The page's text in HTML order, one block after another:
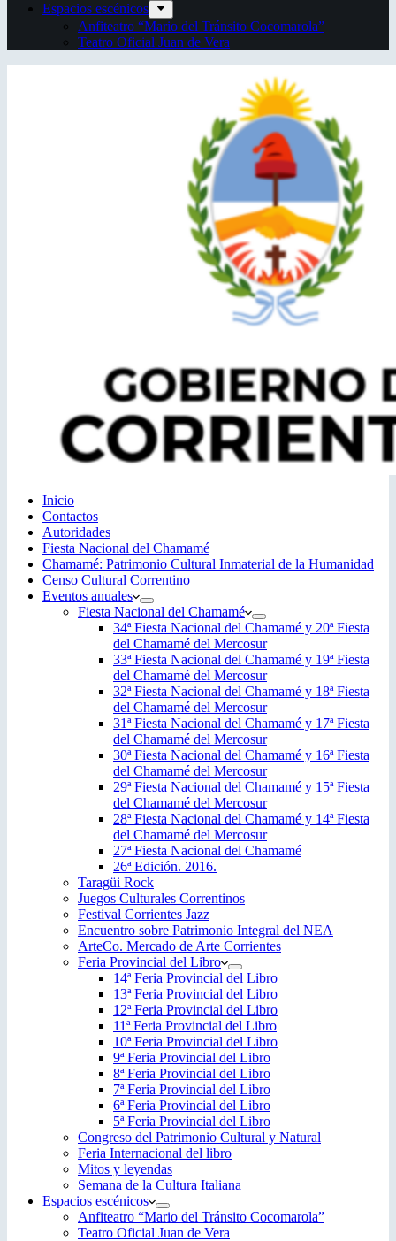
Espacios escénicos
Anfiteatro “Mario del Tránsito Cocomarola”
Teatro Oficial Juan de Vera
Inicio
Contactos
Autoridades
Fiesta Nacional del Chamamé
Chamamé: Patrimonio Cultural Inmaterial de la Humanidad
Censo Cultural Correntino
Eventos anuales
Fiesta Nacional del Chamamé
34ª Fiesta Nacional del Chamamé y 20ª Fiesta
del Chamamé del Mercosur
33ª Fiesta Nacional del Chamamé y 19ª Fiesta
del Chamamé del Mercosur
32ª Fiesta Nacional del Chamamé y 18ª Fiesta
del Chamamé del Mercosur
31ª Fiesta Nacional del Chamamé y 17ª Fiesta
del Chamamé del Mercosur
30ª Fiesta Nacional del Chamamé y 16ª Fiesta
del Chamamé del Mercosur
29ª Fiesta Nacional del Chamamé y 15ª Fiesta
del Chamamé del Mercosur
28ª Fiesta Nacional del Chamamé y 14ª Fiesta
del Chamamé del Mercosur
27ª Fiesta Nacional del Chamamé
26ª Edición. 2016.
Taragüi Rock
Juegos Culturales Correntinos
Festival Corrientes Jazz
Encuentro sobre Patrimonio Integral del NEA
ArteCo. Mercado de Arte Corrientes
Feria Provincial del Libro
14ª Feria Provincial del Libro
13ª Feria Provincial del Libro
12ª Feria Provincial del Libro
11ª Feria Provincial del Libro
10ª Feria Provincial del Libro
9ª Feria Provincial del Libro
8ª Feria Provincial del Libro
7ª Feria Provincial del Libro
6ª Feria Provincial del Libro
5ª Feria Provincial del Libro
Congreso del Patrimonio Cultural y Natural
Feria Internacional del libro
Mitos y leyendas
Semana de la Cultura Italiana
Espacios escénicos
Anfiteatro “Mario del Tránsito Cocomarola”
Teatro Oficial Juan de Vera